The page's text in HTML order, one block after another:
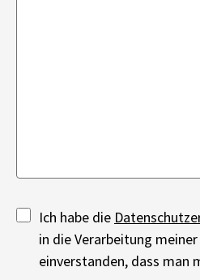
Ich habe die
in die Verarbeitung
einverstanden, dass man